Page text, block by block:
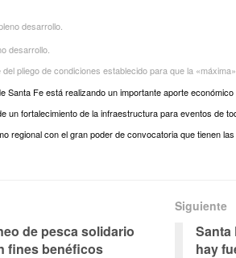
desarrollo.
pliego de condiciones establecido para que la
Santa Fe está realizando un importante aporte
un fortalecimiento de la infraestructura para eventos de
regional con el gran poder de convocatoria que tienen
de pesca solidario
fines benéficos
Siguiente
Santa
hay